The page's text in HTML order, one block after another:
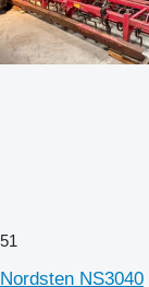
51
Nordsten NS3040